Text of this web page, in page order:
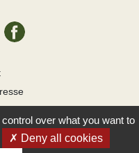
2026
over what you want to
Deny all cookies